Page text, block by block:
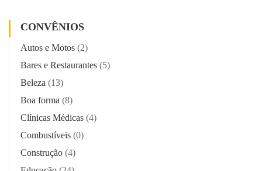
CONVÊNIOS
Autos e Motos (2)
Bares e Restaurantes (5)
Beleza (13)
Boa forma (8)
Clínicas Médicas (4)
Combustíveis (0)
Construção (4)